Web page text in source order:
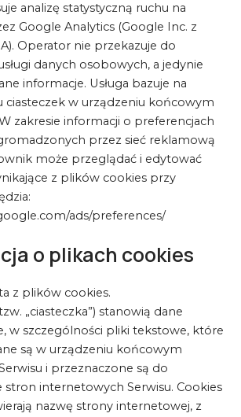
analizę statystyczną ruchu na
Google Analytics (Google Inc. z
Operator nie przekazuje do
danych osobowych, a jedynie
informacje. Usługa bazuje na
ciasteczek w urządzeniu końcowym
zakresie informacji o preferencjach
przez sieć reklamową
może przeglądać i edytować
z plików cookies przy
ads/preferences/
o plikach cookies
z plików cookies.
„ciasteczka”) stanowią dane
w szczególności pliki tekstowe, które
są w urządzeniu końcowym
i przeznaczone są do
stron internetowych Serwisu. Cookies
nazwę strony internetowej, z